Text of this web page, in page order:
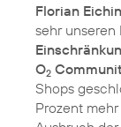
Florian
sehr unseren
O2
Shops
Prozent